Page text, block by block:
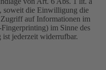
die Einwilligung die
auf Informationen im
im Sinne des
jederzeit widerrufbar.